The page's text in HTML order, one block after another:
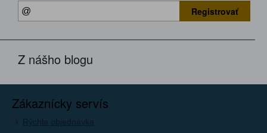
Registrovať
Z nášho blogu
Zákaznícky servís
Rýchla objednávka